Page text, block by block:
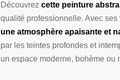
Découvrez cette peinture
qualité professionnelle. Avec ses
une atmosphère apaisante et
par les teintes profondes et
un espace moderne, bohème ou